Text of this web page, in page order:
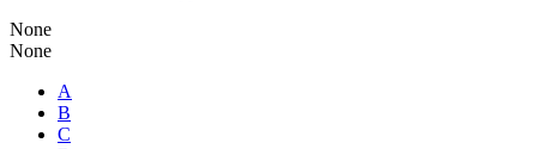
None
None
A
B
C